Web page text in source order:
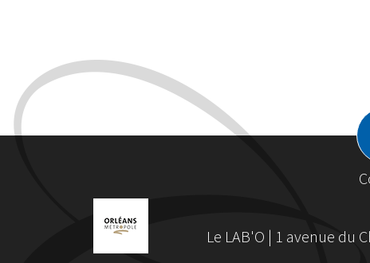
Le LAB'O | 1 avenue du